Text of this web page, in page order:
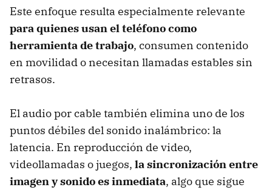
Este enfoque resulta especialmente relevante
para quienes usan el teléfono como
herramienta de trabajo, consumen contenido
en movilidad o necesitan llamadas estables sin
retrasos.
El audio por cable también elimina uno de los
puntos débiles del sonido inalámbrico: la
latencia. En reproducción de video,
videollamadas o juegos, la sincronización entre
imagen y sonido es inmediata, algo que sigue